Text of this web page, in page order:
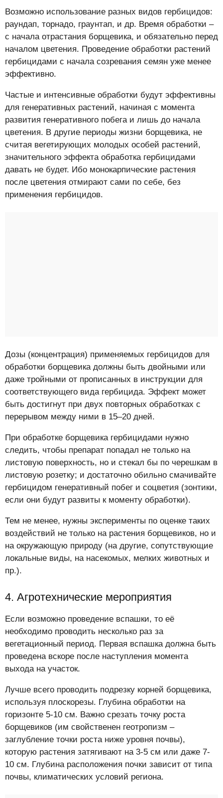
Возможно использование разных видов гербицидов:
раундап, торнадо, граунтап, и др. Время обработки –
с начала отрастания борщевика, и обязательно перед
началом цветения. Проведение обработки растений
гербицидами с начала созревания семян уже менее
эффективно.
Частые и интенсивные обработки будут эффективны
для генеративных растений, начиная с момента
развития генеративного побега и лишь до начала
цветения. В другие периоды жизни борщевика, не
считая вегетирующих молодых особей растений,
значительного эффекта обработка гербицидами
давать не будет. Ибо монокарпические растения
после цветения отмирают сами по себе, без
применения гербицидов.
Дозы (концентрация) применяемых гербицидов для
обработки борщевика должны быть двойными или
даже тройными от прописанных в инструкции для
соответствующего вида гербицида. Эффект может
быть достигнут при двух повторных обработках с
перерывом между ними в 15–20 дней.
При обработке борщевика гербицидами нужно
следить, чтобы препарат попадал не только на
листовую поверхность, но и стекал бы по черешкам в
листовую розетку; и достаточно обильно смачивайте
гербицидом генеративный побег и соцветия (зонтики,
если они будут развиты к моменту обработки).
Тем не менее, нужны эксперименты по оценке таких
воздействий не только на растения борщевиков, но и
на окружающую природу (на другие, сопутствующие
локальные виды, на насекомых, мелких животных и
пр.).
4. Агротехнические мероприятия
Если возможно проведение вспашки, то её
необходимо проводить несколько раз за
вегетационный период. Первая вспашка должна быть
проведена вскоре после наступления момента
выхода на участок.
Лучше всего проводить подрезку корней борщевика,
используя плоскорезы. Глубина обработки на
горизонте 5-10 см. Важно срезать точку роста
борщевиков (им свойственен геотропизм –
заглубление точки роста ниже уровня почвы),
которую растения затягивают на 3-5 см или даже 7-
10 см. Глубина расположения почки зависит от типа
почвы, климатических условий региона.